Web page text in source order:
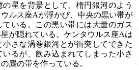
星を背景として、楕円銀河のよう
ルス座Aが浮かび、中央の黒い帯が
いる。この黒い帯には大量のガス
が隠れている。ケンタウルス座Aは
小さな渦巻銀河とが衝突してできた
いるが、飲み込まれてしまった小さ
塵の帯を作っている。